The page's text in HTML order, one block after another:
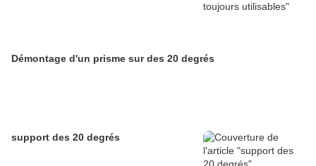
Démontage d'un prisme sur des 20 degrés
support des 20 degrés